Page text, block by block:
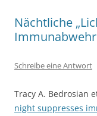
Nächtliche
Schreibe eine Antwort
Tracy A. Bedrosian
night suppresses